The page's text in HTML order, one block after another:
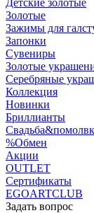
Детские золотые
Золотые
Зажимы для
Запонки
Сувениры
Золотые
Серебряные
Коллекция
Новинки
Бриллианты
%Обмен
Акции
OUTLET
Сертификаты
EGOARTCLUB
Задать вопрос